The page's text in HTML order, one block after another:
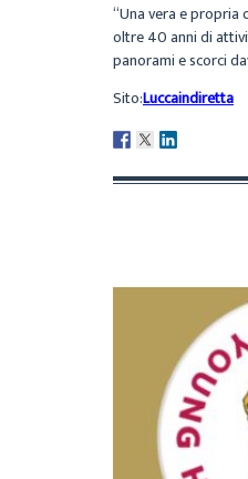
“Una vera e propria
oltre 40 anni di
panorami e scorci
Sito:Luccaindiretta